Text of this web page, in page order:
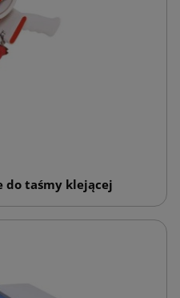
do taśmy klejącej